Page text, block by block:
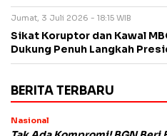
Jumat, 3 Juli 2026 - 18:15 WIB
Sikat Koruptor dan Kawal
Dukung Penuh Langkah
BERITA TERBARU
Nasional